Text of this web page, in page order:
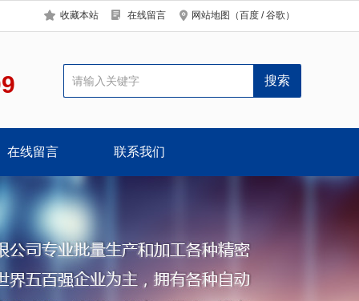
收藏本站 在线留言 网站地图 （百度 /谷歌 ）
在线留言 联系我们